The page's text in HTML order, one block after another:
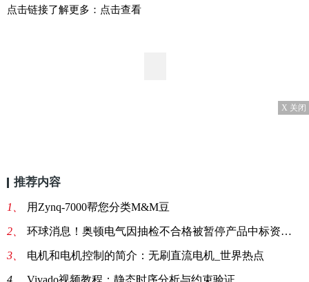
点击链接了解更多：点击查看
X 关闭
推荐内容
1、 用Zynq-7000帮您分类M&M豆
2、 环球消息！奥顿电气因抽检不合格被暂停产品中标资格6个月
3、 电机和电机控制的简介：无刷直流电机_世界热点
4、 Vivado视频教程：静态时序分析与约束验证